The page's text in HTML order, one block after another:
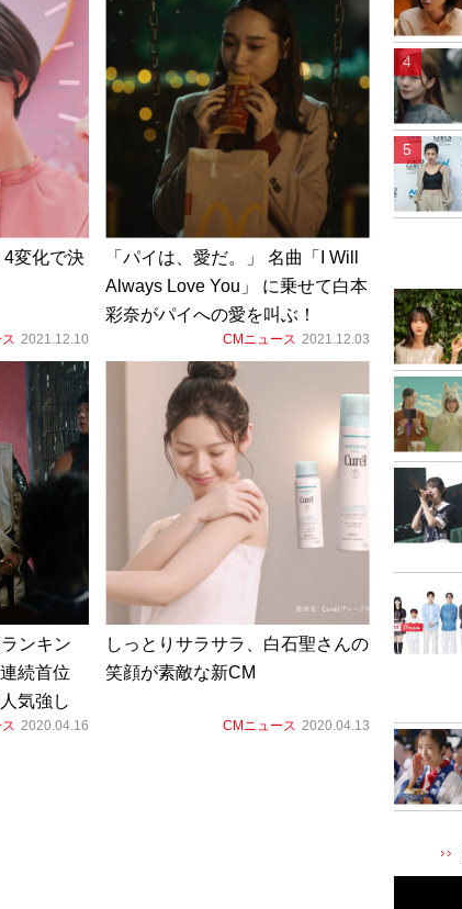
4変化で決
2021.12.10
「パイは、愛だ。」 名曲「I Will
Always Love You」 に乗せて白本
彩奈がパイへの愛を叫ぶ！
CMニュース 2021.12.03
ンキン
続首位
気強し
2020.04.16
しっとりサラサラ、白石聖さんの
笑顔が素敵な新CM
CMニュース 2020.04.13